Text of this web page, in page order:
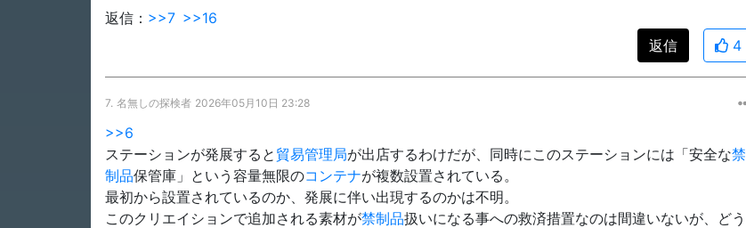
返信： >>7 >>16
返信
4
7. 名無しの探検者 2026年05月10日 23:28
>>6
ステーションが発展すると 貿易管理局が出店するわけだが、同時にこのステーションには「安全な禁
制品保管庫」という容量無限のコンテナが複数設置されている。
最初から設置されているのか、発展に伴い出現するのかは不明。
このクリエイションで追加される素材が禁制品扱いになる事への救済措置なのは間違いないが、どう